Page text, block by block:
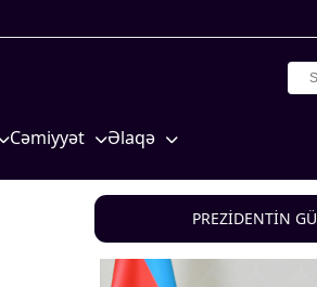
Cəmiyyət
Məhkəmə və hüquq
Əlaqə
PREZİDENTİN